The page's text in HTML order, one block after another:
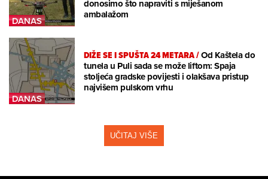
donosimo što napraviti s miješanom
ambalažom
DIŽE SE I SPUŠTA 24 METARA/Od Kaštela do
tunela u Puli sada se može liftom: Spaja
stoljeća gradske povijesti i olakšava pristup
najvišem pulskom vrhu
UČITAJ VIŠE